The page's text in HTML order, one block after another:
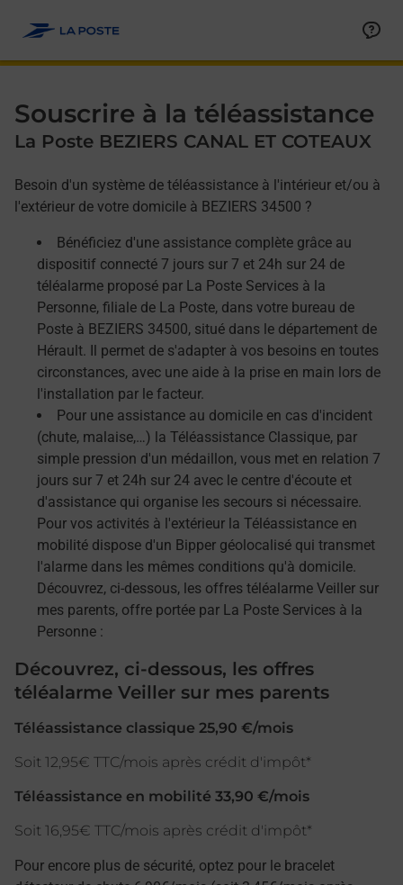
Souscrire à la téléassistance
La Poste BEZIERS CANAL ET COTEAUX
Besoin d'un système de téléassistance à l'intérieur et/ou à
l'extérieur de votre domicile à BEZIERS 34500 ?
Bénéficiez d'une assistance complète grâce au
dispositif connecté 7 jours sur 7 et 24h sur 24 de
téléalarme proposé par La Poste Services à la
Personne, filiale de La Poste, dans votre bureau de
Poste à BEZIERS 34500, situé dans le département de
Hérault. Il permet de s'adapter à vos besoins en toutes
circonstances, avec une aide à la prise en main lors de
l'installation par le facteur.
Pour une assistance au domicile en cas d'incident
(chute, malaise,…) la Téléassistance Classique, par
simple pression d'un médaillon, vous met en relation 7
jours sur 7 et 24h sur 24 avec le centre d'écoute et
d'assistance qui organise les secours si nécessaire.
Pour vos activités à l'extérieur la Téléassistance en
mobilité dispose d'un Bipper géolocalisé qui transmet
l'alarme dans les mêmes conditions qu'à domicile.
Découvrez, ci-dessous, les offres téléalarme Veiller sur
mes parents, offre portée par La Poste Services à la
Personne :
Découvrez, ci-dessous, les offres
téléalarme Veiller sur mes parents
Téléassistance classique 25,90 €/mois
Soit 12,95€ TTC/mois après crédit d'impôt*
Téléassistance en mobilité 33,90 €/mois
Soit 16,95€ TTC/mois après crédit d'impôt*
Pour encore plus de sécurité, optez pour le bracelet